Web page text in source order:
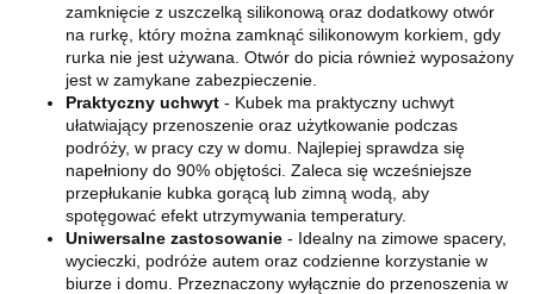
zamknięcie z uszczelką silikonową oraz dodatkowy otwór
na rurkę, który można zamknąć silikonowym korkiem, gdy
rurka nie jest używana. Otwór do picia również wyposażony
jest w zamykane zabezpieczenie.
Praktyczny uchwyt - Kubek ma praktyczny uchwyt
ułatwiający przenoszenie oraz użytkowanie podczas
podróży, w pracy czy w domu. Najlepiej sprawdza się
napełniony do 90% objętości. Zaleca się wcześniejsze
przepłukanie kubka gorącą lub zimną wodą, aby
spotęgować efekt utrzymywania temperatury.
Uniwersalne zastosowanie - Idealny na zimowe spacery,
wycieczki, podróże autem oraz codzienne korzystanie w
biurze i domu. Przeznaczony wyłącznie do przenoszenia w